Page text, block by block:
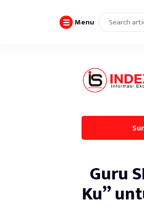
Menu
Guru
Ku”